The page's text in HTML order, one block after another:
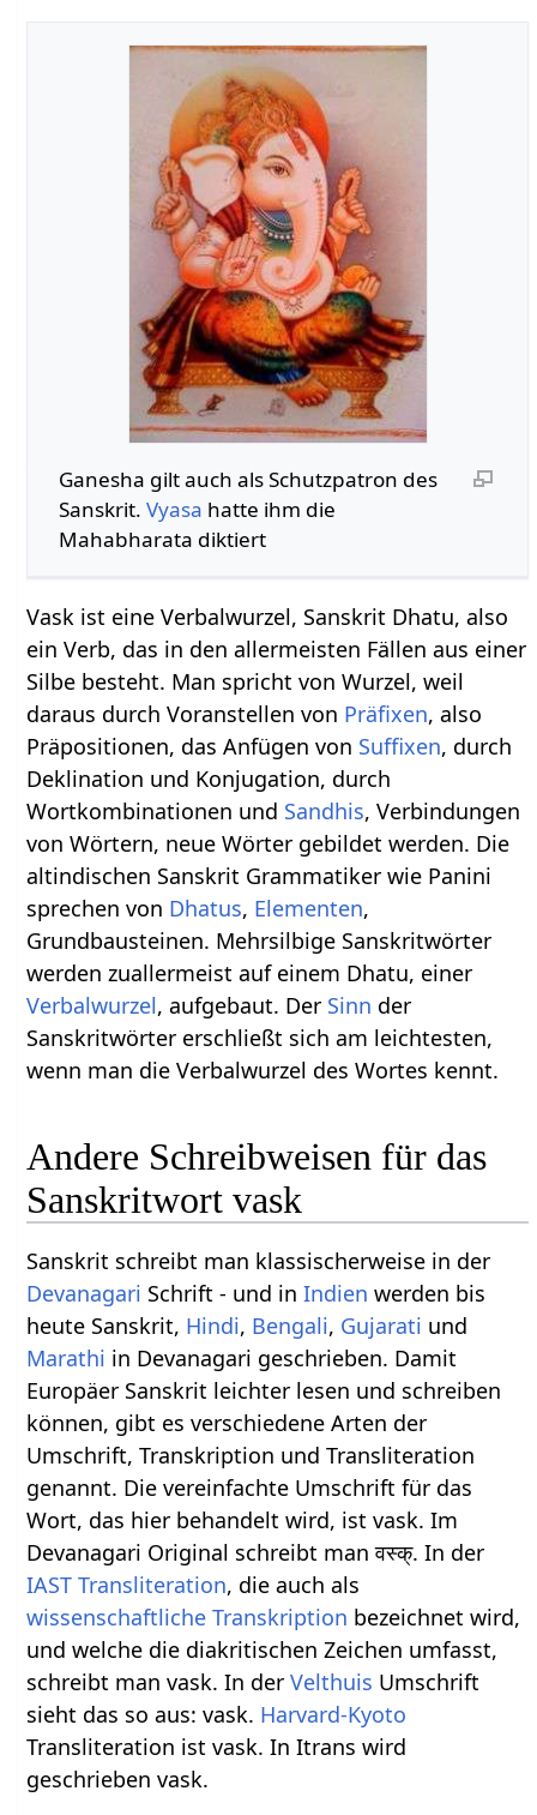
Ganesha gilt auch als Schutzpatron des
Sanskrit. Vyasa hatte ihm die
Mahabharata diktiert
Vask ist eine Verbalwurzel, Sanskrit Dhatu, also
ein Verb, das in den allermeisten Fällen aus einer
Silbe besteht. Man spricht von Wurzel, weil
daraus durch Voranstellen von Präfixen, also
Präpositionen, das Anfügen von Suffixen, durch
Deklination und Konjugation, durch
Wortkombinationen und Sandhis, Verbindungen
von Wörtern, neue Wörter gebildet werden. Die
altindischen Sanskrit Grammatiker wie Panini
sprechen von Dhatus, Elementen,
Grundbausteinen. Mehrsilbige Sanskritwörter
werden zuallermeist auf einem Dhatu, einer
Verbalwurzel, aufgebaut. Der Sinn der
Sanskritwörter erschließt sich am leichtesten,
wenn man die Verbalwurzel des Wortes kennt.
Andere Schreibweisen für das
Sanskritwort vask
Sanskrit schreibt man klassischerweise in der
Devanagari Schrift - und inIndien werden bis
heute Sanskrit, Hindi, Bengali, Gujarati und
Marathi in Devanagari geschrieben. Damit
Europäer Sanskrit leichter lesen und schreiben
können, gibt es verschiedene Arten der
Umschrift, Transkription und Transliteration
genannt. Die vereinfachte Umschrift für das
Wort, das hier behandelt wird, ist vask. Im
Devanagari Original schreibt man वस्क्. In der
IAST Transliteration, die auch als
wissenschaftliche Transkription bezeichnet wird,
und welche die diakritischen Zeichen umfasst,
schreibt man vask. In derVelthuis Umschrift
sieht das so aus: vask. Harvard-Kyoto
Transliteration ist vask. In Itrans wird
geschrieben vask.